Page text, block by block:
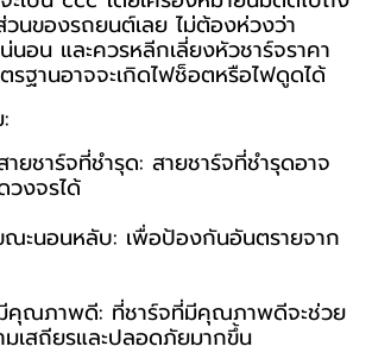
นของรถยนต์เลย ไม่ต้องห่วงว่า
อน และควรหลีกเลี่ยงหัวชาร์จราคา
ตรฐานอาจจะเกิดไฟช็อตหรือไฟดูดได้
ายชาร์จที่ชำรุด: สายชาร์จที่ชำรุดอาจ
วงจรได้
ณะนอนหลับ: เพื่อป้องกันอันตรายจาก
มีคุณภาพดี: ที่ชาร์จที่มีคุณภาพดีจะช่วย
มเสถียรและปลอดภัยมากขึ้น